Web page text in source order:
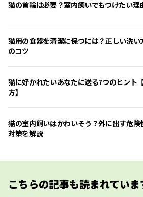
猫の首輪は必要？室内飼いでもつけたい理
猫用の食器を清潔に保つには？正しい洗い
のコツ
猫に好かれたいあなたに送る7つのヒント
方】
猫の室内飼いはかわいそう？外に出す危険
対策を解説
こちらの記事も読まれていま